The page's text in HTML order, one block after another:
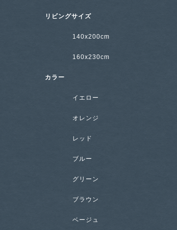
リビングサイズ
140x200cm
160x230cm
カラー
イエロー
オレンジ
レッド
ブルー
グリーン
ブラウン
ベージュ